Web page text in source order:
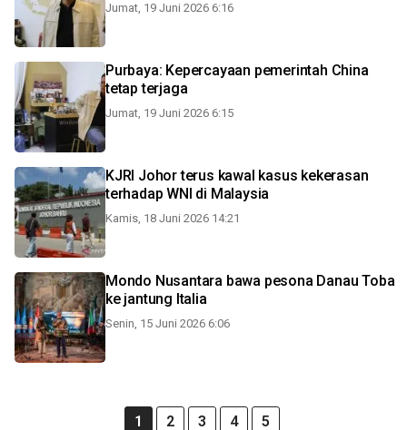
Jumat, 19 Juni 2026 6:16
Purbaya: Kepercayaan pemerintah China
tetap terjaga
Jumat, 19 Juni 2026 6:15
KJRI Johor terus kawal kasus kekerasan
terhadap WNI di Malaysia
Kamis, 18 Juni 2026 14:21
Mondo Nusantara bawa pesona Danau Toba
ke jantung Italia
Senin, 15 Juni 2026 6:06
1 2 3 4 5